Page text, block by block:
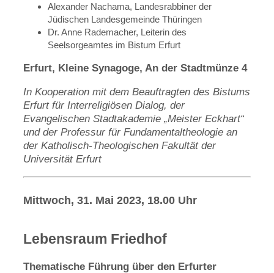
Alexander Nachama, Landesrabbiner der
Jüdischen Landesgemeinde Thüringen
Dr. Anne Rademacher, Leiterin des
Seelsorgeamtes im Bistum Erfurt
Erfurt, Kleine Synagoge, An der Stadtmünze 4
In Kooperation mit dem Beauftragten des Bistums
Erfurt für Interreligiösen Dialog, der
Evangelischen Stadtakademie „Meister Eckhart“
und der Professur für Fundamentaltheologie an
der Katholisch-Theologischen Fakultät der
Universität Erfurt
Mittwoch, 31. Mai 2023, 18.00 Uhr
Lebensraum Friedhof
Thematische Führung über den Erfurter